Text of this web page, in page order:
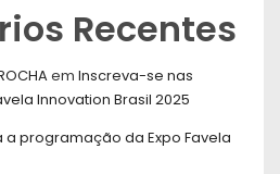
Recentes
em Inscreva-se nas
Innovation Brasil 2025
a programação da Expo Favela